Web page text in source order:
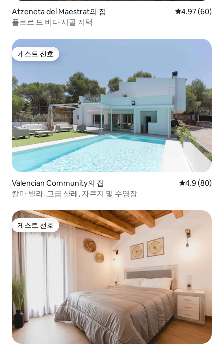
Atzeneta del Maestrat의 집 평점 4.97점(5
4.97 (60)
플로르 드 비다 시골 저택
게스트 선호
게스트 선호
Valencian Community의 집 평점 4.9점(5
4.9 (80)
칼마 빌라. 고급 샬레, 자쿠지 및 수영장
게스트 선호
게스트 선호